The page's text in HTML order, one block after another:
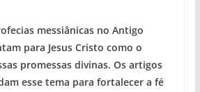
messiânicas no Antigo
para Jesus Cristo como o
promessas divinas. Os artigos
esse tema para fortalecer a fé